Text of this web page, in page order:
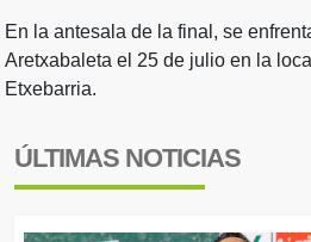
En la antesala de la final, se
Aretxabaleta el 25 de julio en la
Etxebarria.
ÚLTIMAS NOTICIAS